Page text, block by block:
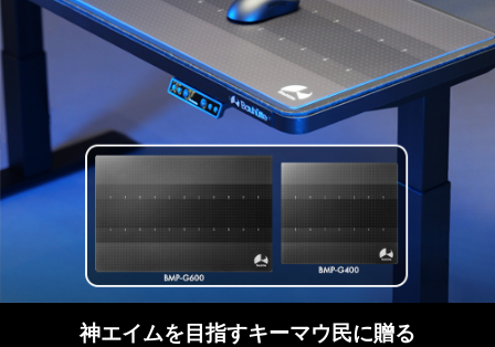
神エイムを目指すキーマウ民に贈る